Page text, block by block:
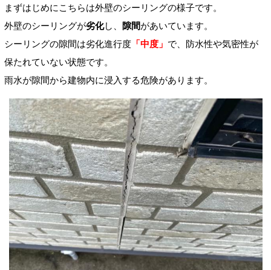
まずはじめにこちらは外壁のシーリングの様子です。
外壁のシーリングが劣化し、 隙間があいています。
シーリングの隙間は劣化進行度 「中度」 で、防水性や気密性が
保たれていない状態です。
雨水が隙間から建物内に浸入する危険があります。